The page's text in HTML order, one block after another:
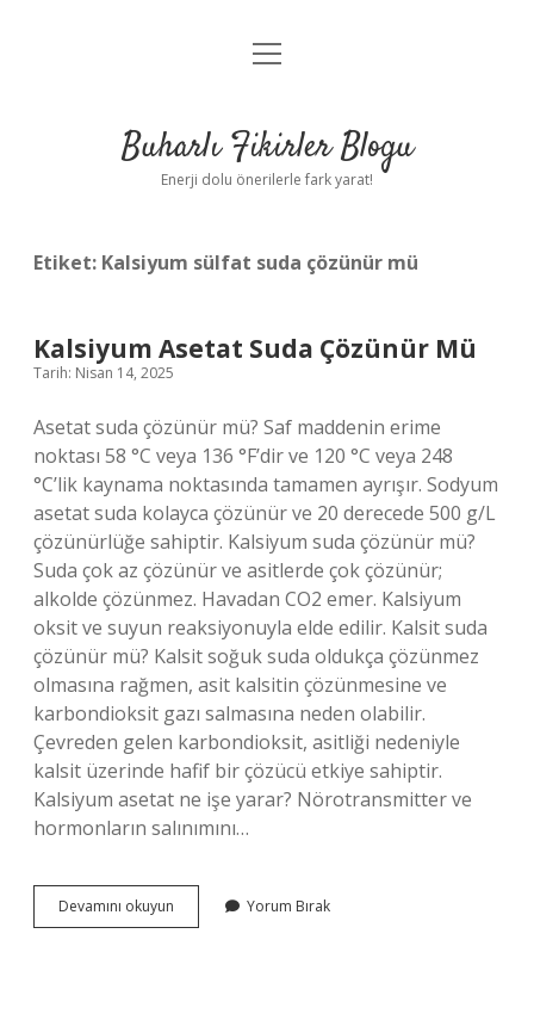
Anasayfa
Yasal Uyarı
menüyü
Buharlı Fikirler Blogu
Enerji dolu önerilerle fark yarat!
Etiket: Kalsiyum sülfat suda çözünür mü
Kalsiyum Asetat Suda Çözünür Mü
Tarih: Nisan 14, 2025
Asetat suda çözünür mü? Saf maddenin erime
noktası 58 °C veya 136 °F’dir ve 120 °C veya 248
°C’lik kaynama noktasında tamamen ayrışır. Sodyum
asetat suda kolayca çözünür ve 20 derecede 500 g/L
çözünürlüğe sahiptir. Kalsiyum suda çözünür mü?
Suda çok az çözünür ve asitlerde çok çözünür;
alkolde çözünmez. Havadan CO2 emer. Kalsiyum
oksit ve suyun reaksiyonuyla elde edilir. Kalsit suda
çözünür mü? Kalsit soğuk suda oldukça çözünmez
olmasına rağmen, asit kalsitin çözünmesine ve
karbondioksit gazı salmasına neden olabilir.
Çevreden gelen karbondioksit, asitliği nedeniyle
kalsit üzerinde hafif bir çözücü etkiye sahiptir.
Kalsiyum asetat ne işe yarar? Nörotransmitter ve
hormonların salınımını…
Devamını okuyun Kalsiyum
Asetat
Yorum Bırak